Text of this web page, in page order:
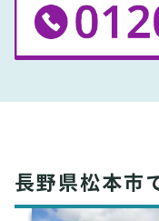
長野県松本市